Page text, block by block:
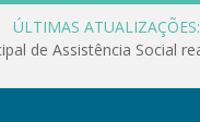
ÚLTIMAS ATUALIZAÇÕES: